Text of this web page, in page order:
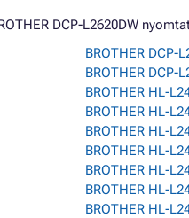
DCP-L2620DW
BROTHER DCP-
BROTHER DCP-
BROTHER HL-
BROTHER HL-
BROTHER HL-
BROTHER HL-
BROTHER HL-
BROTHER HL-
BROTHER HL-